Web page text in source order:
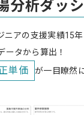
分析ダッ
ニアの支援実績15
ータから算出！
単価 が一目瞭然